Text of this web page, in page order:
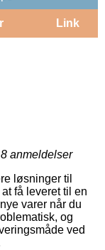
Link
anmeldelser
løsninger til
få leveret til en
varer når du
og
ved